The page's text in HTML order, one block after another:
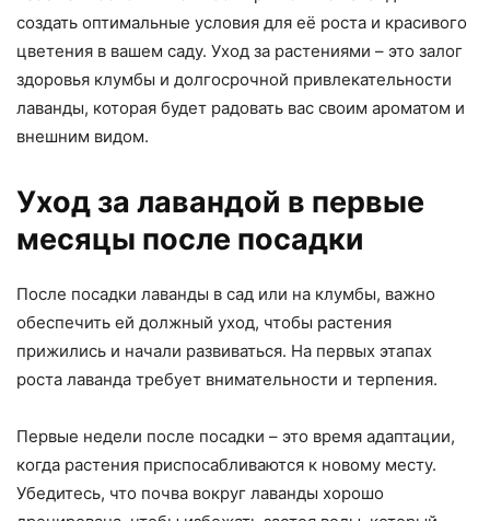
создать оптимальные условия для её роста и красивого
цветения в вашем саду. Уход за растениями – это залог
здоровья клумбы и долгосрочной привлекательности
лаванды, которая будет радовать вас своим ароматом и
внешним видом.
Уход за лавандой в первые
месяцы после посадки
После посадки лаванды в сад или на клумбы, важно
обеспечить ей должный уход, чтобы растения
прижились и начали развиваться. На первых этапах
роста лаванда требует внимательности и терпения.
Первые недели после посадки – это время адаптации,
когда растения приспосабливаются к новому месту.
Убедитесь, что почва вокруг лаванды хорошо